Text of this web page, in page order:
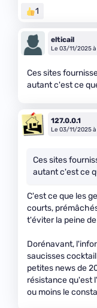
1
elticail
Le 03/11/2025 à
Ces sites
autant c'est ce
127.0.0.1
Le 03/11/2025 à
Ces sites
autant c'est ce
C'est ce que les
courts,
t'éviter la peine
Dorénavant,
saucisses
petites news de
résistance qu'est
ou moins le